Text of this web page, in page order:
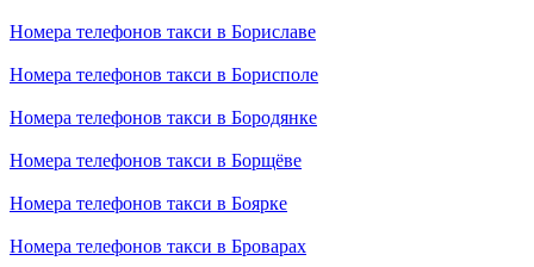
Номера телефонов такси в Бориславе
Номера телефонов такси в Борисполе
Номера телефонов такси в Бородянке
Номера телефонов такси в Борщёве
Номера телефонов такси в Боярке
Номера телефонов такси в Броварах